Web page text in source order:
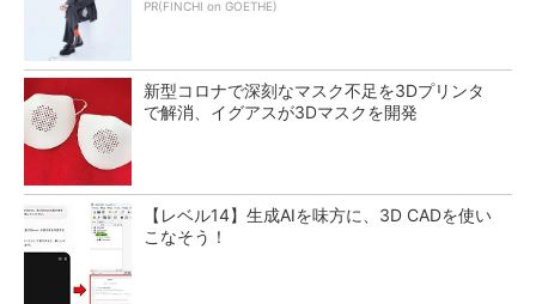
PR(FINCHI on GOETHE)
新型コロナで深刻なマスク不足を3Dプリンタ
で解消、イグアスが3Dマスクを開発
【レベル14】生成AIを味方に、3D CADを使い
こなそう！